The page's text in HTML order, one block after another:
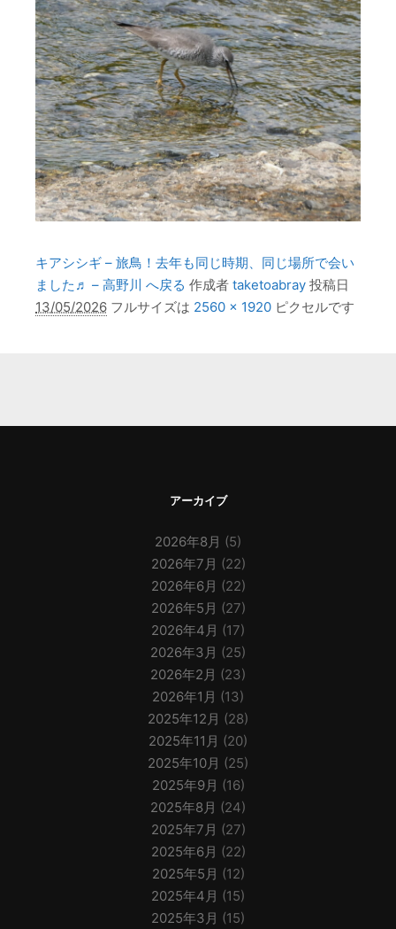
キアシシギ – 旅鳥！去年も同じ時期、同じ場所で会い
ました♬ – 高野川 へ戻る 作成者 taketoabray 投稿日
13/05/2026 フルサイズは 2560 × 1920 ピクセルです
アーカイブ
2026年8月 (5)
2026年7月 (22)
2026年6月 (22)
2026年5月 (27)
2026年4月 (17)
2026年3月 (25)
2026年2月 (23)
2026年1月 (13)
2025年12月 (28)
2025年11月 (20)
2025年10月 (25)
2025年9月 (16)
2025年8月 (24)
2025年7月 (27)
2025年6月 (22)
2025年5月 (12)
2025年4月 (15)
2025年3月 (15)